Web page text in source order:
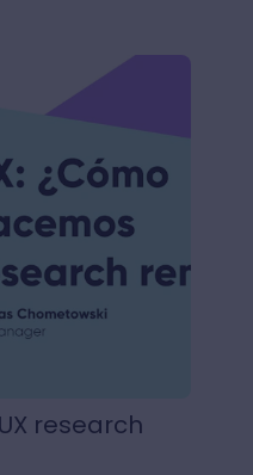
remoto?
research